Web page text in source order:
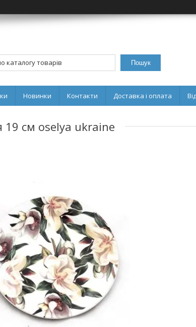
Пошук
Новинки Контакти Доставка і оплата
19 см oselya ukraine